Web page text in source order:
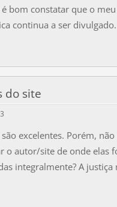
é bom constatar que o
continua a ser
do site
excelentes. Porém, não
o autor/site de onde elas
integralmente? A justiça